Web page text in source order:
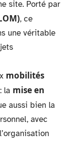
site. Porté par
, ce
une véritable
mobilités
la mise en
aussi bien la
avec